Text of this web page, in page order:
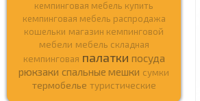
кемпинговая мебель купить
кемпинговая мебель распродажа
кошельки магазин кемпинговой
мебели мебель складная
кемпинговая палатки посуда
рюкзаки спальные мешки сумки
термобелье туристические